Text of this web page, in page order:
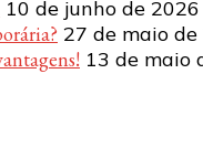
10 de junho de 2026
27 de maio de
13 de maio